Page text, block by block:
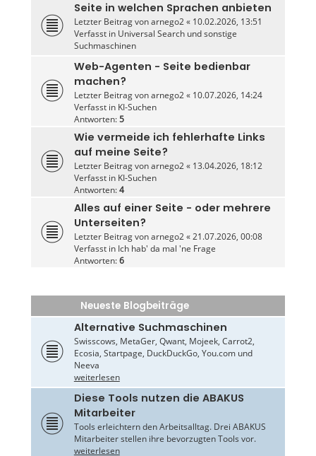
Seite in welchen Sprachen anbieten
Letzter Beitrag vonarnego2« 10.02.2026, 13:51
Verfasst in Universal Search und sonstige
Suchmaschinen
Web-Agenten - Seite bedienbar
machen?
Letzter Beitrag vonarnego2« 10.07.2026, 14:24
Verfasst in KI-Suchen
Antworten:5
Wie vermeide ich fehlerhafte Links
auf meine Seite?
Letzter Beitrag vonarnego2« 13.04.2026, 18:12
Verfasst in KI-Suchen
Antworten:4
Alles auf einer Seite - oder mehrere
Unterseiten?
Letzter Beitrag vonarnego2«21.07.2026, 00:08
Verfasst in Ich hab' da mal 'ne Frage
Antworten:6
Neueste Blogbeiträge
Alternative Suchmaschinen
Swisscows, MetaGer, Qwant, Mojeek, Carrot2,
Ecosia, Startpage, DuckDuckGo, You.com und
Neeva
weiterlesen
Diese Tools nutzen die ABAKUS
Mitarbeiter
Tools erleichtern den Arbeitsalltag. Drei ABAKUS
Mitarbeiter stellen ihre bevorzugten Tools vor.
weiterlesen